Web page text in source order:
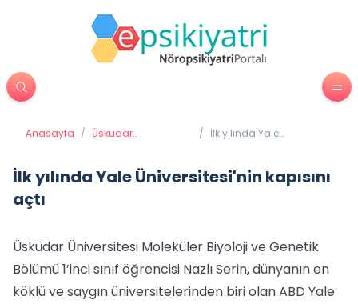
Anasayfa / Üsküdar
/ İlk yılında Yale
İlk yılında Yale Üniversitesi'nin kapısını
açtı
Üsküdar Üniversitesi Moleküler Biyoloji ve Genetik
Bölümü 1’inci sınıf öğrencisi Nazlı Serin, dünyanın en
köklü ve saygın üniversitelerinden biri olan ABD Yale